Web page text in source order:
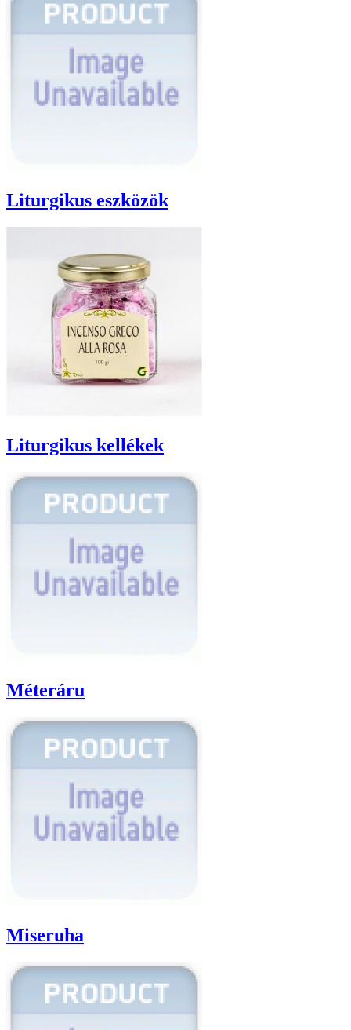
Liturgikus eszközök
Liturgikus kellékek
Méteráru
Miseruha